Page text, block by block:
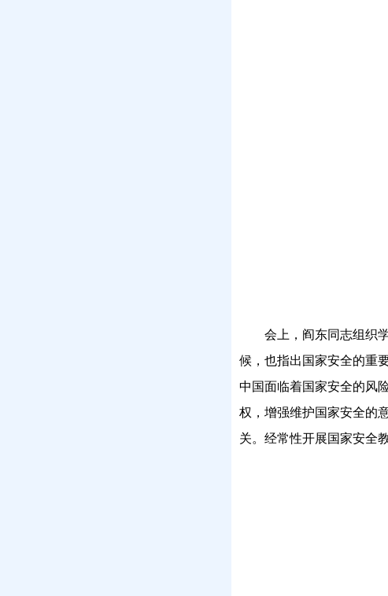
会上，阎东同志组织
候，也指出国家安全的重
中国面临着国家安全的风
权，增强维护国家安全的
关。经常性开展国家安全